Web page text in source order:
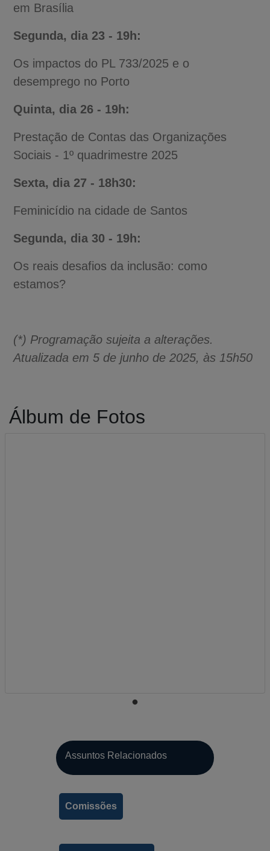
em Brasília
Segunda, dia 23 - 19h:
Os impactos do PL 733/2025 e o
desemprego no Porto
Quinta, dia 26 - 19h:
Prestação de Contas das Organizações
Sociais - 1º quadrimestre 2025
Sexta, dia 27 - 18h30:
Feminicídio na cidade de Santos
Segunda, dia 30 - 19h:
Os reais desafios da inclusão: como
estamos?
(*) Programação sujeita a alterações.
Atualizada em 5 de junho de 2025, às 15h50
Álbum de Fotos
Assuntos Relacionados
Comissões